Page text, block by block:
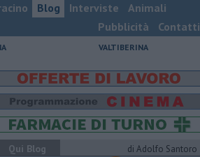
Blog Interviste
Animali
Pubblicità
Contatti
VALTIBERINA
Qui Blog
di Adolfo Santoro